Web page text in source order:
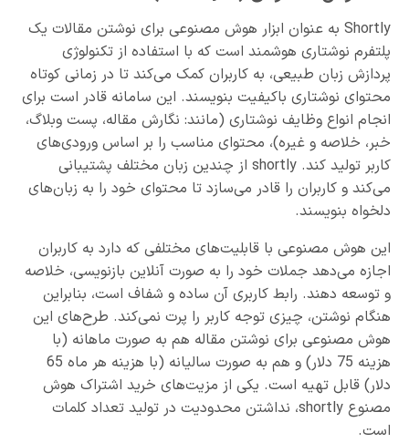
Shortly به عنوان ابزار هوش مصنوعی برای نوشتن مقالات یک
پلتفرم نوشتاری هوشمند است که با استفاده از تکنولوژی
پردازش زبان طبیعی، به کاربران کمک می‌کند تا در زمانی کوتاه
محتوای نوشتاری با‌کیفیت بنویسند. این سامانه قادر است برای
انجام انواع وظایف نوشتاری (مانند: نگارش مقاله، پست وبلاگ،
خبر، خلاصه و غیره)، محتوای مناسب را بر اساس ورودی‌های
کاربر تولید کند. shortly از چندین زبان مختلف پشتیبانی
می‌کند و کاربران را قادر می‌سازد تا محتوای خود را به زبان‌های
دلخواه بنویسند.
این هوش مصنوعی با قابلیت‌های مختلفی که دارد به کاربران
اجازه می‌دهد جملات خود را به صورت آنلاین بازنویسی، خلاصه
و توسعه دهند. رابط کاربری آن ساده و شفاف است، بنابراین
هنگام نوشتن، چیزی توجه کاربر را پرت نمی‌کند. طرح‌های این
هوش مصنوعی برای نوشتن مقاله هم به صورت ماهانه (با
هزینه 75 دلار) و هم به صورت سالیانه (با هزینه هر ماه 65
دلار) قابل تهیه است. یکی از مزیت‌های خرید اشتراک هوش
مصنوع shortly، نداشتن محدودیت در تولید تعداد کلمات
است.